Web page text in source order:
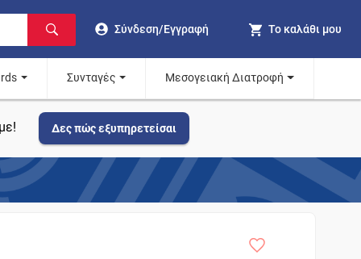
Σύνδεση/Εγγραφή Το καλάθι μου
Συνταγές Μεσογειακή Διατροφή
Δες πώς εξυπηρετείσαι